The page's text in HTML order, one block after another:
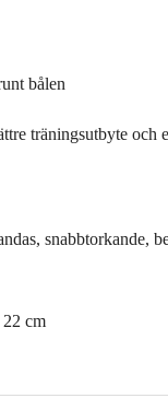
bålen
träningsutbyte och
snabbtorkande,
cm